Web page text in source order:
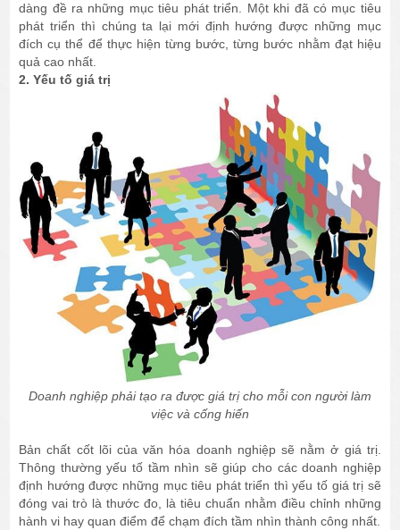
dàng đề ra những mục tiêu phát triển. Một khi đã có mục tiêu
phát triển thì chúng ta lại mới định hướng được những mục
đích cụ thể để thực hiện từng bước, từng bước nhằm đạt hiệu
quả cao nhất.
2. Yếu tố giá trị
Doanh nghiệp phải tạo ra được giá trị cho mỗi con người làm
việc và cống hiến
Bản chất cốt lõi của văn hóa doanh nghiệp sẽ nằm ở giá trị.
Thông thường yếu tố tầm nhìn sẽ giúp cho các doanh nghiệp
định hướng được những mục tiêu phát triển thì yếu tố giá trị sẽ
đóng vai trò là thước đo, là tiêu chuẩn nhằm điều chỉnh những
hành vi hay quan điểm để chạm đích tầm nhìn thành công nhất.